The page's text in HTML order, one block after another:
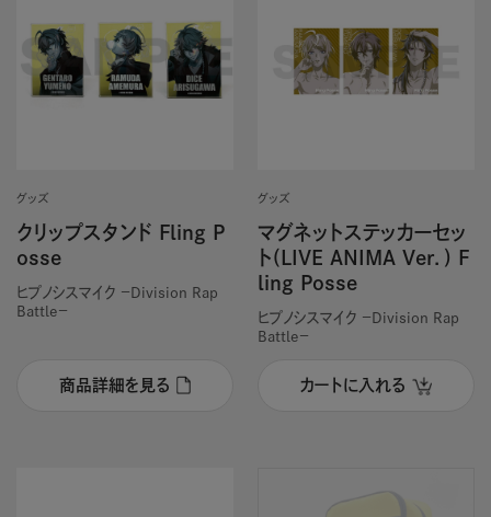
グッズ
クリップスタンド Fling P
osse
ヒプノシスマイク －Division Rap
Battle－
商品詳細を見る
グッズ
マグネットステッカーセッ
ト(LIVE ANIMA Ver．) F
ling Posse
ヒプノシスマイク －Division Rap
Battle－
カートに入れる